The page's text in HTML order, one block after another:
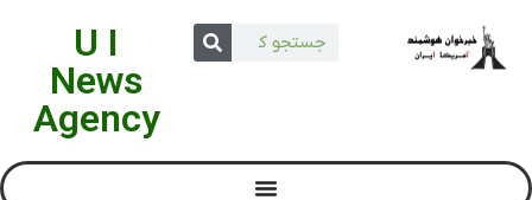
U I
News
Agency